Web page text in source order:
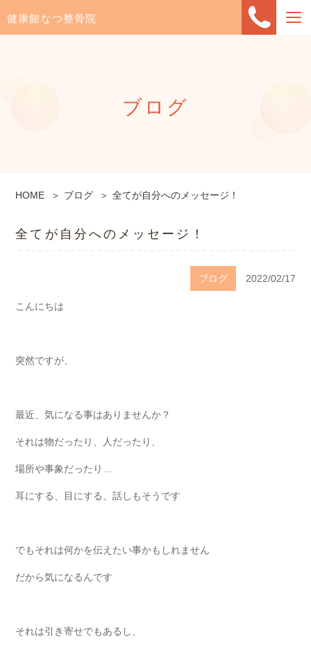
健康館なつ整骨院
ブログ
HOME ブログ 全てが自分へのメッセージ！
全てが自分へのメッセージ！
ブログ 2022/02/17
こんにちは
突然ですが、
最近、気になる事はありませんか？
それは物だったり、人だったり、
場所や事象だったり…
耳にする、目にする、話しもそうです
でもそれは何かを伝えたい事かもしれません
だから気になるんです
それは引き寄せでもあるし、